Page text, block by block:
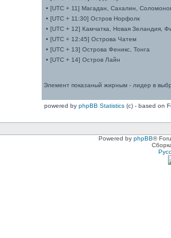
• [UTC + 11] Магадан, Сахалин,
• [UTC + 11:30] Остров Норфолк
• [UTC + 12] Камчатка, Новая Зеландия,
• [UTC + 12:45] Острова Чатем
• [UTC + 13] Острова Феникс, Тонга
• [UTC + 14] Остров Лайн
Элемент показаный жирным - лидер в
powered by phpBB Statistics (c) - based on
Powered by phpBB®